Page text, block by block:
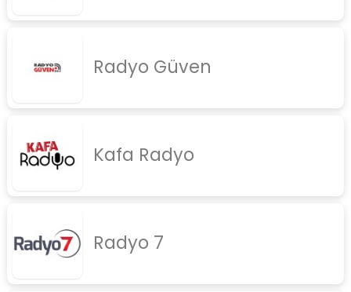
Radyo Güven
Kafa Radyo
Radyo 7